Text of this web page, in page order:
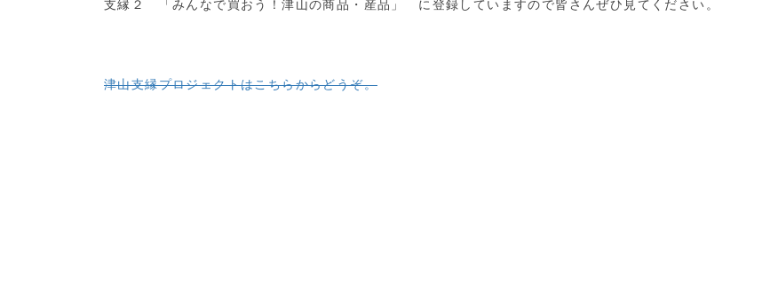
支縁２ 「みんなで買おう！津山の商品・産品」 に登録していますので皆さんぜひ見てください。
津山支縁プロジェクトはこちらからどうぞ。